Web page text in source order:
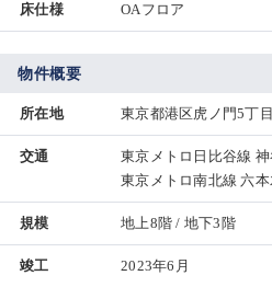
床仕様 OAフロア
物件概要
所在地 東京都港区虎ノ門5丁
交通
東京メトロ日比谷線
東京メトロ南北線 六
規模 地上8階 / 地下3階
竣工 2023年6月